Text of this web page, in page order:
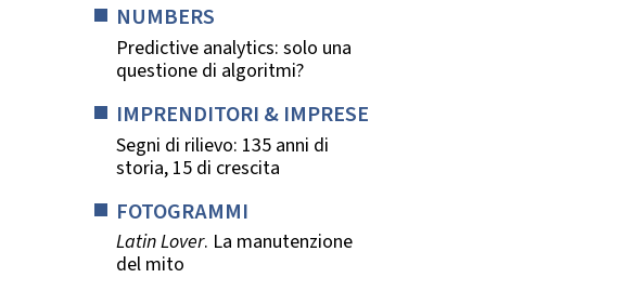
NUMBERS
Predictive analytics: solo una
questione di algoritmi?
IMPRENDITORI & IMPRESE
Segni di rilievo: 135 anni di
storia, 15 di crescita
FOTOGRAMMI
Latin Lover. La manutenzione
del mito